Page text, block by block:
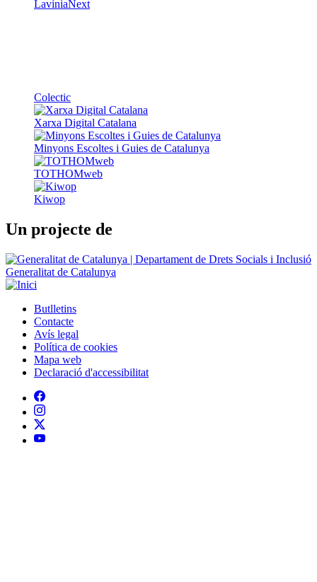
LaviniaNext
Colectic
Xarxa Digital Catalana
Minyons Escoltes i Guies de Catalunya
TOTHOMweb
Kiwop
Un projecte de
Generalitat de Catalunya
Peu
Butlletins
Contacte
Avís legal
Política de cookies
Mapa web
Declaració d'accessibilitat